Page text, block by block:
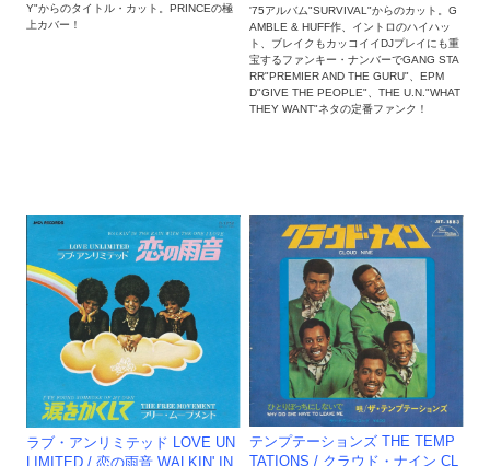
Y"からのタイトル・カット。PRINCEの極
上カバー！
'75アルバム"SURVIVAL"からのカット。G
AMBLE & HUFF作、イントロのハイハッ
ト、ブレイクもカッコイイDJプレイにも重
宝するファンキー・ナンバーでGANG STA
RR"PREMIER AND THE GURU"、EPM
D"GIVE THE PEOPLE"、THE U.N."WHAT
THEY WANT"ネタの定番ファンク！
ラブ・アンリミテッド LOVE UN
テンプテーションズ THE TEMP
TATIONS / クラウド・ナイン CL